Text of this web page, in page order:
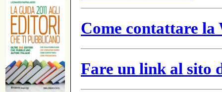
Come contattare
Fare un link al sito